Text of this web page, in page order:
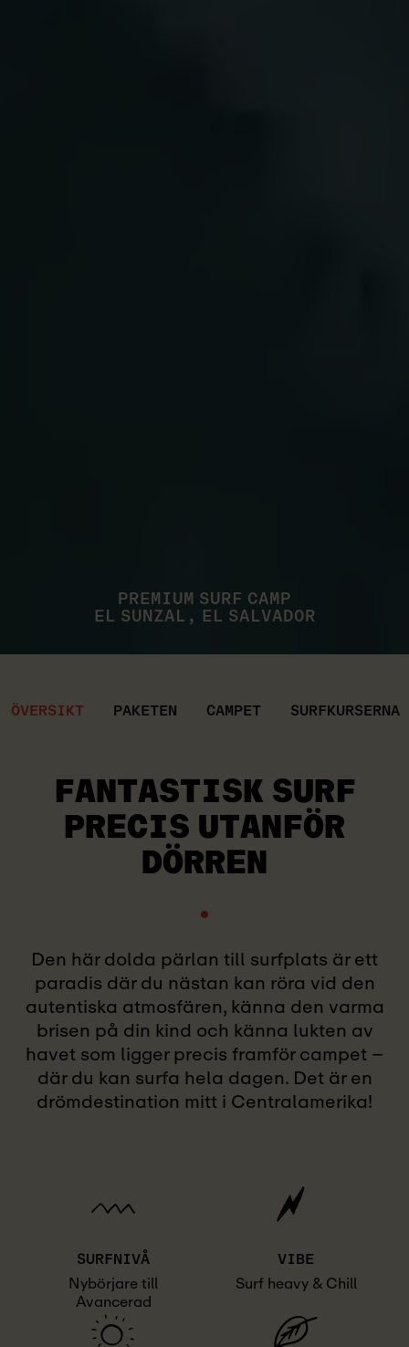
PREMIUM SURF CAMP
EL SUNZAL, EL SALVADOR
ÖVERSIKT PAKETEN CAMPET SURFKURSERNA
FANTASTISK SURF
PRECIS UTANFÖR
DÖRREN
Den här dolda pärlan till surfplats är ett
paradis där du nästan kan röra vid den
autentiska atmosfären, känna den varma
brisen på din kind och känna lukten av
havet som ligger precis framför campet –
där du kan surfa hela dagen. Det är en
drömdestination mitt i Centralamerika!
SURFNIVÅ
Nybörjare till
Avancerad
VIBE
Surf heavy & Chill